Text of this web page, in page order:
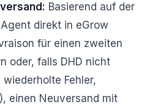
Basierend auf der
direkt in eGrow
für einen zweiten
oder, falls DHD nicht
Fehler,
einen Neuversand mit